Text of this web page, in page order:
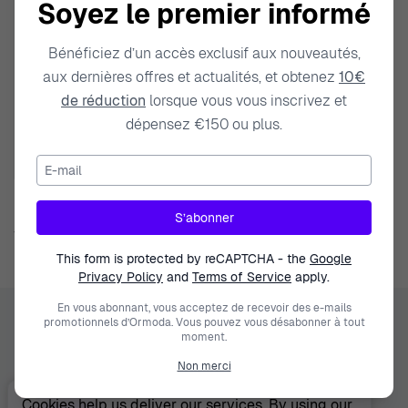
TOMMY HILFIGER
Hommes Acier inoxydable
Butons de manchette - Argent
39,99 €
1 article
Ormoda
support@ormoda.com
Soyez le premier informé
Bénéficiez d’un accès exclusif aux nouveautés,
aux dernières offres et actualités, et obtenez 10€
de réduction lorsque vous vous inscrivez et
dépensez €150 ou plus.
E-mail
S’abonner
This form is protected by reCAPTCHA - the Google
Privacy Policy and Terms of Service apply.
En vous abonnant, vous acceptez de recevoir des e-mails
promotionnels d’Ormoda. Vous pouvez vous désabonner à tout
moment.
Non merci